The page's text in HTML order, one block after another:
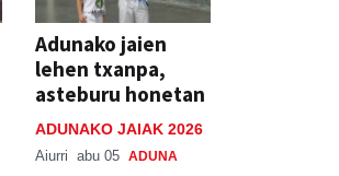
Adunako jaien
lehen txanpa,
asteburu honetan
ADUNAKO JAIAK 2026
Aiurri abu 05 ADUNA